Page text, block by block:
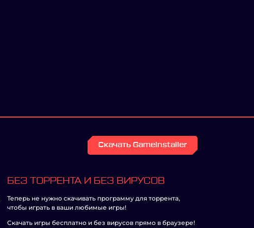
Скачать GameInstaller
БЕЗ ТОРРЕНТА И БЕЗ ВИРУСОВ
Теперь не нужно скачивать программу для торрента,
чтобы играть в ваши любимые игры!
Скачать игры бесплатно и без вирусов прямо в браузере!